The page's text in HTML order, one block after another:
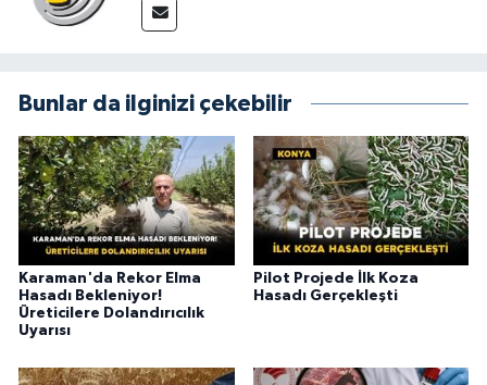
Bunlar da ilginizi çekebilir
Karaman'da Rekor Elma
Hasadı Bekleniyor!
Üreticilere Dolandırıcılık
Uyarısı
Pilot Projede İlk Koza
Hasadı Gerçekleşti